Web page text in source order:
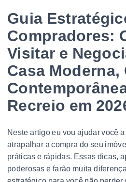
Guia
Compradores:
Visitar e
Casa Moderna,
Recreio em
Neste artigo eu vou ajudar você
atrapalhar a compra do seu
práticas e rápidas. Essas dicas,
poderosas e farão muita